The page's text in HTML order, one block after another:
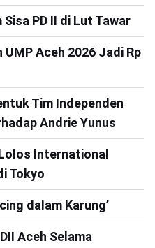
PD II di Lut Tawar
UMP Aceh 2026 Jadi Rp
Tim Independen
Andrie Yunus
International
Tokyo
dalam Karung’
Aceh Selama